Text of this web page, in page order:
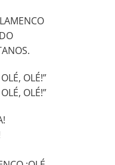
OLÉ!”
OLÉ!”